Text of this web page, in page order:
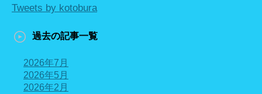
Tweets by kotobura
過去の記事一覧
2026年7月
2026年5月
2026年2月